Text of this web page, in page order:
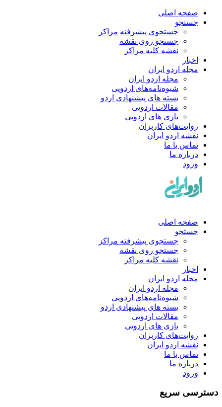
صفحه اصلی
جستجو
جستجوی پیشرفته مراکز
جستجو روی نقشه
نقشه کلیه مراکز
اخبار
مجله اردو ایران
مجله اردو ایران
شیوه‌نامه‌های اردویی
بسته های پیشنهادی اردو
مقالات اردویی
بازی های اردویی
روایت‌های کاربران
نقشه اردو ایران
تماس با ما
درباره ما
ورود
صفحه اصلی
جستجو
جستجوی پیشرفته مراکز
جستجو روی نقشه
نقشه کلیه مراکز
اخبار
مجله اردو ایران
مجله اردو ایران
شیوه‌نامه‌های اردویی
بسته های پیشنهادی اردو
مقالات اردویی
بازی های اردویی
روایت‌های کاربران
نقشه اردو ایران
تماس با ما
درباره ما
ورود
دسترسی سریع